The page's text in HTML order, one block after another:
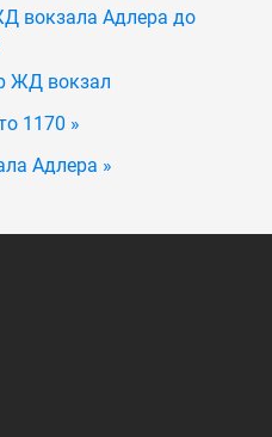
вокзала Адлера до
ЖД вокзал
1170 »
Адлера »